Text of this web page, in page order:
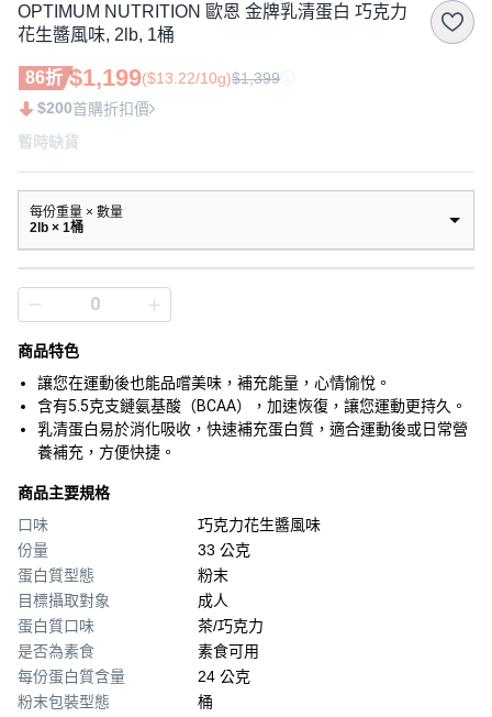
OPTIMUM NUTRITION 歐恩 金牌乳清蛋白 巧克力
花生醬風味, 2lb, 1桶
86折 $1,199($13.22/10g)$1,399
$200首購折扣價
暫時缺貨
每份重量 × 數量
2lb × 1桶
商品特色
讓您在運動後也能品嚐美味，補充能量，心情愉悅。
含有5.5克支鏈氨基酸（BCAA），加速恢復，讓您運動更持久。
乳清蛋白易於消化吸收，快速補充蛋白質，適合運動後或日常營
養補充，方便快捷。
商品主要規格
口味
巧克力花生醬風味
份量
33 公克
蛋白質型態
粉末
目標攝取對象
成人
蛋白質口味
茶/巧克力
是否為素食
素食可用
每份蛋白質含量
24 公克
粉末包裝型態
桶